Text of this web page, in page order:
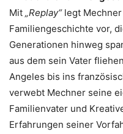
Mit „Replay“legt
Familiengeschichte vor,
Generationen hinweg
aus dem sein Vater
Angeles bis ins
verwebt Mechner seine
Familienvater und
Erfahrungen seiner